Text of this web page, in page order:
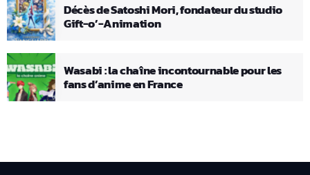
Décès de Satoshi Mori, fondateur du studio
Gift-o’-Animation
Wasabi : la chaîne incontournable pour les
fans d’anime en France